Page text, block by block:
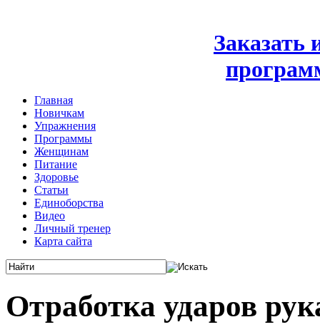
Заказать
Главная
Новичкам
Упражнения
Программы
Женщинам
Питание
Здоровье
Статьи
Единоборства
Видео
Личный тренер
Карта сайта
Отработка ударов